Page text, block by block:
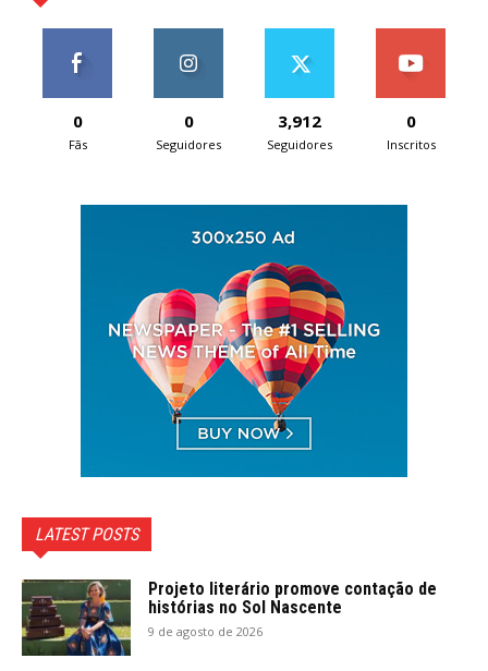
0
Fãs
0
Seguidores
3,912
Seguidores
0
Inscritos
LATEST POSTS
Projeto literário promove contação de
histórias no Sol Nascente
9 de agosto de 2026